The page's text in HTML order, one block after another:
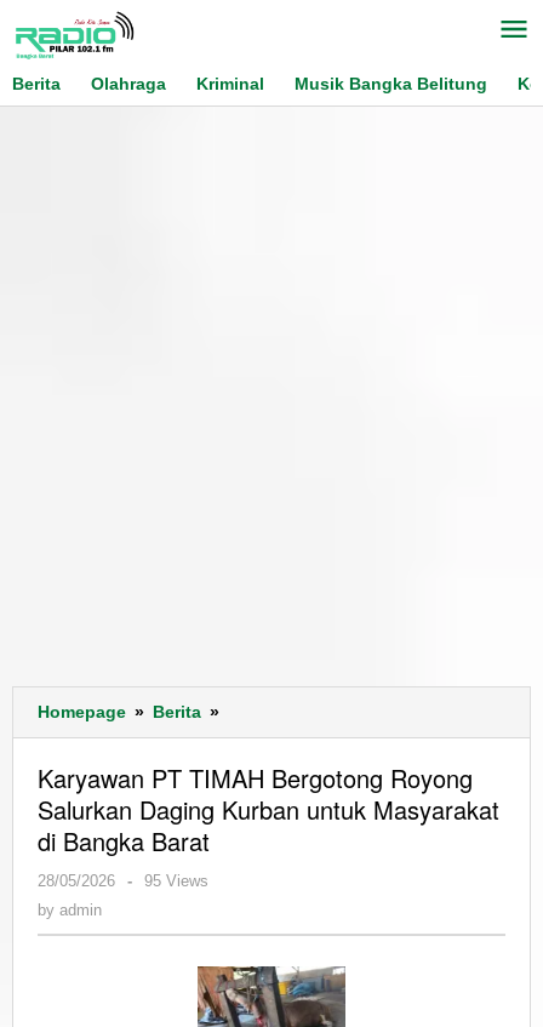
content
Berita
Olahraga Kriminal Musik Bangka Belitung
Homepage » Berita »
PT
Bergotong
Royong
Masyarakat
di
Bangka
Barat
Karyawan PT TIMAH Bergotong Royong
Salurkan Daging Kurban untuk Masyarakat
di Bangka Barat
28/05/2026
by
-
95 Views
by admin